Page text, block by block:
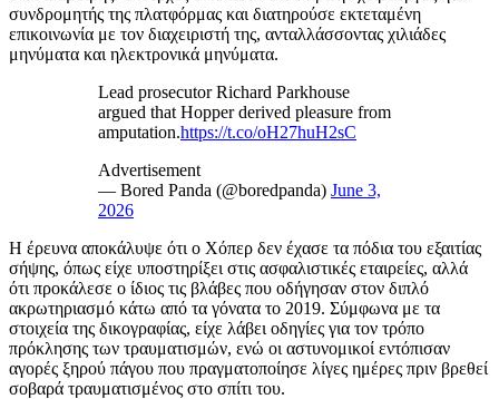
συνδρομητής της πλατφόρμας και διατηρούσε εκτεταμένη
επικοινωνία με τον διαχειριστή της, ανταλλάσσοντας χιλιάδες
μηνύματα και ηλεκτρονικά μηνύματα.
Lead prosecutor Richard Parkhouse
argued that Hopper derived pleasure from
amputation.https://t.co/oH27huH2sC
Advertisement
— Bored Panda (@boredpanda) June 3,
2026
Η έρευνα αποκάλυψε ότι ο Χόπερ δεν έχασε τα πόδια του εξαιτίας
σήψης, όπως είχε υποστηρίξει στις ασφαλιστικές εταιρείες, αλλά
ότι προκάλεσε ο ίδιος τις βλάβες που οδήγησαν στον διπλό
ακρωτηριασμό κάτω από τα γόνατα το 2019. Σύμφωνα με τα
στοιχεία της δικογραφίας, είχε λάβει οδηγίες για τον τρόπο
πρόκλησης των τραυματισμών, ενώ οι αστυνομικοί εντόπισαν
αγορές ξηρού πάγου που πραγματοποίησε λίγες ημέρες πριν βρεθεί
σοβαρά τραυματισμένος στο σπίτι του.